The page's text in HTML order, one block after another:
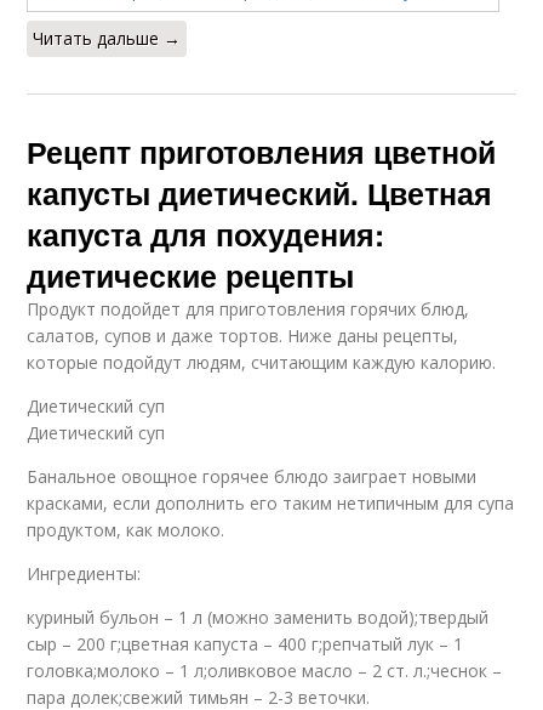
Читать дальше →
Рецепт приготовления цветной
капусты диетический. Цветная
капуста для похудения:
диетические рецепты
Продукт подойдет для приготовления горячих блюд,
салатов, супов и даже тортов. Ниже даны рецепты,
которые подойдут людям, считающим каждую калорию.
Диетический суп
Диетический суп
Банальное овощное горячее блюдо заиграет новыми
красками, если дополнить его таким нетипичным для супа
продуктом, как молоко.
Ингредиенты:
куриный бульон – 1 л (можно заменить водой);твердый
сыр – 200 г;цветная капуста – 400 г;репчатый лук – 1
головка;молоко – 1 л;оливковое масло – 2 ст. л.;чеснок –
пара долек;свежий тимьян – 2-3 веточки.